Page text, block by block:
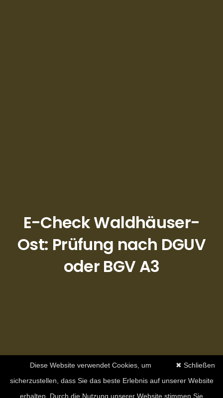
E-Check Waldhäuser-
Ost: Prüfung nach DGUV
oder BGV A3
✖ Schließen
Diese Website verwendet Cookies, um
sicherzustellen, dass Sie das beste Erlebnis auf unserer Website
erhalten. Durch die Nutzung unserer Website stimmen Sie